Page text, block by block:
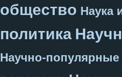
общество Наука
политика
Научно-